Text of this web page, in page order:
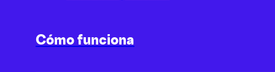
Cómo funciona